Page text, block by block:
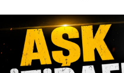
Röportaj
Manşet